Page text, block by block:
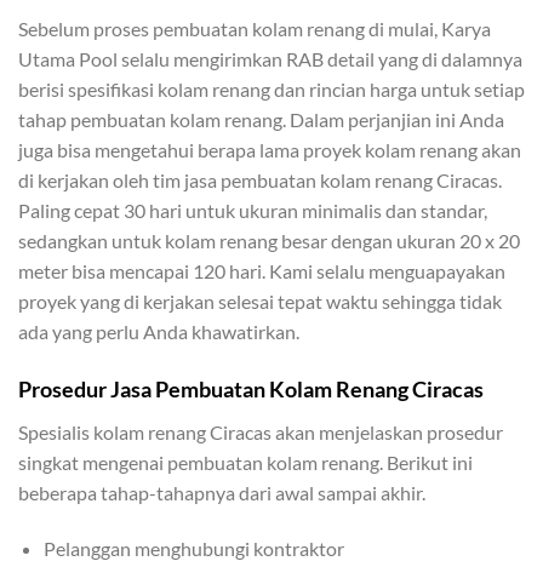
Sebelum proses pembuatan kolam renang di mulai, Karya
Utama Pool selalu mengirimkan RAB detail yang di dalamnya
berisi spesifikasi kolam renang dan rincian harga untuk setiap
tahap pembuatan kolam renang. Dalam perjanjian ini Anda
juga bisa mengetahui berapa lama proyek kolam renang akan
di kerjakan oleh tim jasa pembuatan kolam renang Ciracas.
Paling cepat 30 hari untuk ukuran minimalis dan standar,
sedangkan untuk kolam renang besar dengan ukuran 20 x 20
meter bisa mencapai 120 hari. Kami selalu menguapayakan
proyek yang di kerjakan selesai tepat waktu sehingga tidak
ada yang perlu Anda khawatirkan.
Prosedur Jasa Pembuatan Kolam Renang Ciracas
Spesialis kolam renang Ciracas akan menjelaskan prosedur
singkat mengenai pembuatan kolam renang. Berikut ini
beberapa tahap-tahapnya dari awal sampai akhir.
Pelanggan menghubungi kontraktor